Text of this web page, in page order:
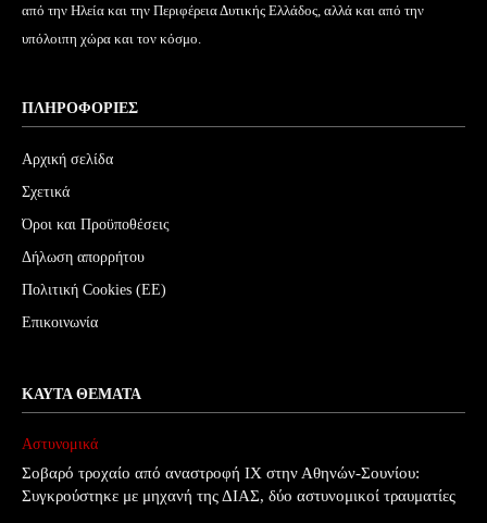
από την Ηλεία και την Περιφέρεια Δυτικής Ελλάδος, αλλά και από την
υπόλοιπη χώρα και τον κόσμο.
ΠΛΗΡΟΦΟΡΊΕΣ
Αρχική σελίδα
Σχετικά
Όροι και Προϋποθέσεις
Δήλωση απορρήτου
Πολιτική Cookies (ΕΕ)
Επικοινωνία
ΚΑΥΤΆ ΘΈΜΑΤΑ
Αστυνομικά
Σοβαρό τροχαίο από αναστροφή ΙΧ στην Αθηνών-Σουνίου:
Συγκρούστηκε με μηχανή της ΔΙΑΣ, δύο αστυνομικοί τραυματίες